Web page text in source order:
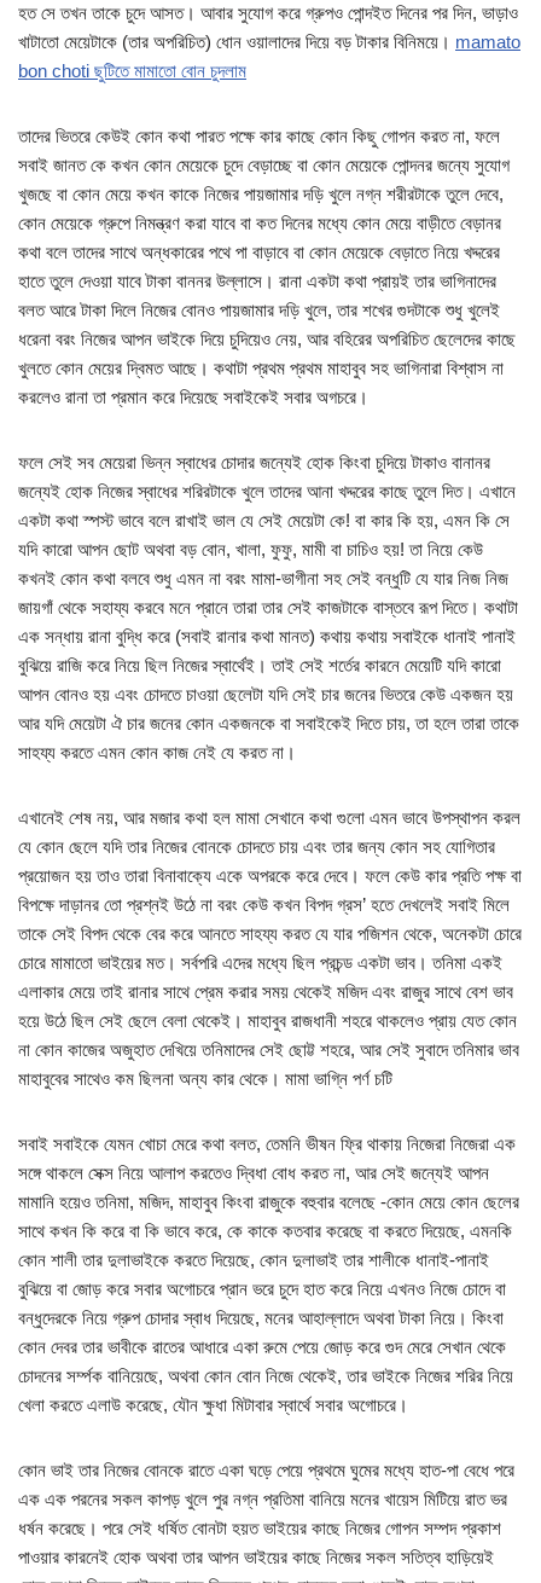
হত সে তখন তাকে চুদে আসত। আবার সুযোগ করে গ্রুপও পোন্দইত দিনের পর দিন, ভাড়াও
খাটাতো মেয়েটাকে (তার অপরিচিত) ধোন ওয়ালাদের দিয়ে বড় টাকার বিনিময়ে। mamato
bon choti ছুটিতে মামাতো বোন চুদলাম
তাদের ভিতরে কেউই কোন কথা পারত পক্ষে কার কাছে কোন কিছু গোপন করত না, ফলে
সবাই জানত কে কখন কোন মেয়েকে চুদে বেড়াচ্ছে বা কোন মেয়েকে পোন্দনর জন্যে সুযোগ
খুজছে বা কোন মেয়ে কখন কাকে নিজের পায়জামার দড়ি খুলে নগ্ন শরীরটাকে তুলে দেবে,
কোন মেয়েকে গ্রুপে নিমন্ত্রণ করা যাবে বা কত দিনের মধ্যে কোন মেয়ে বাড়ীতে বেড়ানর
কথা বলে তাদের সাথে অন্ধকারের পথে পা বাড়াবে বা কোন মেয়েকে বেড়াতে নিয়ে খদ্দরের
হাতে তুলে দেওয়া যাবে টাকা বাননর উল্লাসে। রানা একটা কথা প্রায়ই তার ভাগিনাদের
বলত আরে টাকা দিলে নিজের বোনও পায়জামার দড়ি খুলে, তার শখের গুদটাকে শুধু খুলেই
ধরেনা বরং নিজের আপন ভাইকে দিয়ে চুদিয়েও নেয়, আর বহিরের অপরিচিত ছেলেদের কাছে
খুলতে কোন মেয়ের দ্বিমত আছে। কথাটা প্রথম প্রথম মাহাবুব সহ ভাগিনারা বিশ্বাস না
করলেও রানা তা প্রমান করে দিয়েছে সবাইকেই সবার অগচরে।
ফলে সেই সব মেয়েরা ভিন্ন স্বাধের চোদার জন্যেই হোক কিংবা চুদিয়ে টাকাও বানানর
জন্যেই হোক নিজের স্বাধের শরিরটাকে খুলে তাদের আনা খদ্দরের কাছে তুলে দিত। এখানে
একটা কথা স্পস্ট ভাবে বলে রাখাই ভাল যে সেই মেয়েটা কে! বা কার কি হয়, এমন কি সে
যদি কারো আপন ছোট অথবা বড় বোন, খালা, ফুফু, মামী বা চাচিও হয়! তা নিয়ে কেউ
কখনই কোন কথা বলবে শুধু এমন না বরং মামা-ভাগীনা সহ সেই বন্ধুটি যে যার নিজ নিজ
জায়গাঁ থেকে সহায্য করবে মনে প্রানে তারা তার সেই কাজটাকে বাস্তবে রূপ দিতে। কথাটা
এক সন্ধায় রানা বুদ্ধি করে (সবাই রানার কথা মানত) কথায় কথায় সবাইকে ধানাই পানাই
বুঝিয়ে রাজি করে নিয়ে ছিল নিজের স্বার্থেই। তাই সেই শর্তের কারনে মেয়েটি যদি কারো
আপন বোনও হয় এবং চোদতে চাওয়া ছেলেটা যদি সেই চার জনের ভিতরে কেউ একজন হয়
আর যদি মেয়েটা ঐ চার জনের কোন একজনকে বা সবাইকেই দিতে চায়, তা হলে তারা তাকে
সাহয্য করতে এমন কোন কাজ নেই যে করত না।
এখানেই শেষ নয়, আর মজার কথা হল মামা সেখানে কথা গুলো এমন ভাবে উপস্থাপন করল
যে কোন ছেলে যদি তার নিজের বোনকে চোদতে চায় এবং তার জন্য কোন সহ যোগিতার
প্রয়োজন হয় তাও তারা বিনাবাক্যে একে অপরকে করে দেবে। ফলে কেউ কার প্রতি পক্ষ বা
বিপক্ষে দাড়ানর তো প্রশ্নই উঠে না বরং কেউ কখন বিপদ গ্রস’ হতে দেখলেই সবাই মিলে
তাকে সেই বিপদ থেকে বের করে আনতে সাহয্য করত যে যার পজিশন থেকে, অনেকটা চোরে
চোরে মামাতো ভাইয়ের মত। সর্বপরি এদের মধ্যে ছিল প্রচন্ড একটা ভাব। তনিমা একই
এলাকার মেয়ে তাই রানার সাথে প্রেম করার সময় থেকেই মজিদ এবং রাজুর সাথে বেশ ভাব
হয়ে উঠে ছিল সেই ছেলে বেলা থেকেই। মাহাবুব রাজধানী শহরে থাকলেও প্রায় যেত কোন
না কোন কাজের অজুহাত দেখিয়ে তনিমাদের সেই ছোট্ট শহরে, আর সেই সুবাদে তনিমার ভাব
মাহাবুবের সাথেও কম ছিলনা অন্য কার থেকে। মামা ভাগ্নি পর্ণ চটি
সবাই সবাইকে যেমন খোচা মেরে কথা বলত, তেমনি ভীষন ফ্রি থাকায় নিজেরা নিজেরা এক
সঙ্গে থাকলে সেক্স নিয়ে আলাপ করতেও দ্বিধা বোধ করত না, আর সেই জন্যেই আপন
মামানি হয়েও তনিমা, মজিদ, মাহাবুব কিংবা রাজুকে বহুবার বলেছে -কোন মেয়ে কোন ছেলের
সাথে কখন কি করে বা কি ভাবে করে, কে কাকে কতবার করেছে বা করতে দিয়েছে, এমনকি
কোন শালী তার দুলাভাইকে করতে দিয়েছে, কোন দুলাভাই তার শালীকে ধানাই-পানাই
বুঝিয়ে বা জোড় করে সবার অগোচরে প্রান ভরে চুদে হাত করে নিয়ে এখনও নিজে চোদে বা
বন্ধুদেরকে নিয়ে গ্রুপ চোদার স্বাধ দিয়েছে, মনের আহাল্লাদে অথবা টাকা নিয়ে। কিংবা
কোন দেবর তার ভাবীকে রাতের আধারে একা রুমে পেয়ে জোড় করে গুদ মেরে সেখান থেকে
চোদনের সর্ম্পক বানিয়েছে, অথবা কোন বোন নিজে থেকেই, তার ভাইকে নিজের শরির নিয়ে
খেলা করতে এলাউ করেছে, যৌন ক্ষুধা মিটাবার স্বার্থে সবার অগোচরে।
কোন ভাই তার নিজের বোনকে রাতে একা ঘড়ে পেয়ে প্রথমে ঘুমের মধ্যে হাত-পা বেধে পরে
এক এক পরনের সকল কাপড় খুলে পুর নগ্ন প্রতিমা বানিয়ে মনের খায়েস মিটিয়ে রাত ভর
ধর্ষন করেছে। পরে সেই ধর্ষিত বোনটা হয়ত ভাইয়ের কাছে নিজের গোপন সম্পদ প্রকাশ
পাওয়ার কারনেই হোক অথবা তার আপন ভাইয়ের কাছে নিজের সকল সতিত্ব হাড়িয়েই